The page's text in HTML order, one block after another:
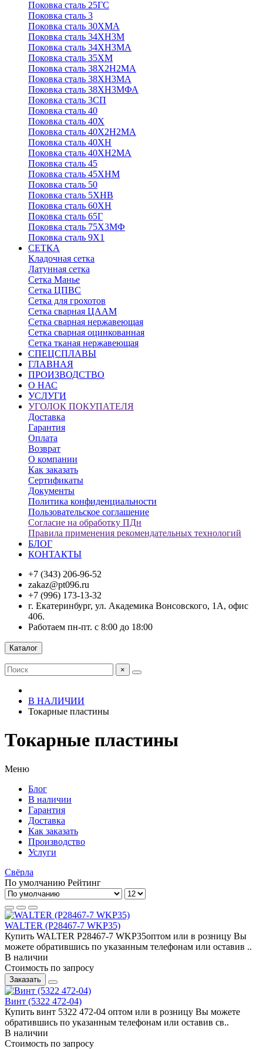
Поковка сталь 25ГС
Поковка сталь 3
Поковка сталь 30ХМА
Поковка сталь 34ХН3М
Поковка сталь 34ХН3МА
Поковка сталь 35ХМ
Поковка сталь 38Х2Н2МА
Поковка сталь 38ХН3МА
Поковка сталь 38ХН3МФА
Поковка сталь 3СП
Поковка сталь 40
Поковка сталь 40Х
Поковка сталь 40Х2Н2МА
Поковка сталь 40ХН
Поковка сталь 40ХН2МА
Поковка сталь 45
Поковка сталь 45ХНМ
Поковка сталь 50
Поковка сталь 5ХНВ
Поковка сталь 60ХН
Поковка сталь 65Г
Поковка сталь 75Х3МФ
Поковка сталь 9Х1
СЕТКА
Кладочная сетка
Латунная сетка
Сетка Манье
Сетка ЦПВС
Сетка для грохотов
Сетка сварная ЦААМ
Сетка сварная нержавеющая
Сетка сварная оцинкованная
Сетка тканая нержавеющая
СПЕЦСПЛАВЫ
ГЛАВНАЯ
ПРОИЗВОДСТВО
О НАС
УСЛУГИ
УГОЛОК ПОКУПАТЕЛЯ
Доставка
Гарантия
Оплата
Возврат
О компании
Как заказать
Сертификаты
Документы
Политика конфиденциальности
Пользовательское соглашение
Согласие на обработку ПДн
Правила применения рекомендательных технологий
БЛОГ
КОНТАКТЫ
+7 (343) 206-96-52
zakaz@pt096.ru
+7 (996) 173-13-32
г. Екатеринбург, ул. Академика Вонсовского, 1А, офис
406.
Работаем пн-пт. с 8:00 до 18:00
Каталог
×
В НАЛИЧИИ
Токарные пластины
Токарные пластины
Меню
Блог
В наличии
Гарантия
Доставка
Как заказать
Производство
Услуги
Свёрла
По умолчанию Рейтинг
WALTER (P28467-7 WKP35)
Купить WALTER P28467-7 WKP35оптом или в розницу Вы
можете обратившись по указанным телефонам или оставив ..
В наличии
Стоимость по запросу
Заказать
Винт (5322 472-04)
Купить винт 5322 472-04 оптом или в розницу Вы можете
обратившись по указанным телефонам или оставив св..
В наличии
Стоимость по запросу